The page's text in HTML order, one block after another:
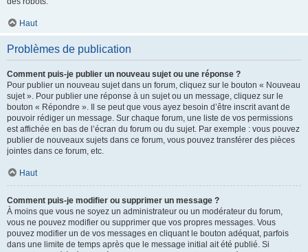
Haut
Problèmes de publication
Comment puis-je publier un nouveau sujet ou une réponse ?
Pour publier un nouveau sujet dans un forum, cliquez sur le bouton « Nouveau
sujet ». Pour publier une réponse à un sujet ou un message, cliquez sur le
bouton « Répondre ». Il se peut que vous ayez besoin d’être inscrit avant de
pouvoir rédiger un message. Sur chaque forum, une liste de vos permissions
est affichée en bas de l’écran du forum ou du sujet. Par exemple : vous pouvez
publier de nouveaux sujets dans ce forum, vous pouvez transférer des pièces
jointes dans ce forum, etc.
Haut
Comment puis-je modifier ou supprimer un message ?
À moins que vous ne soyez un administrateur ou un modérateur du forum,
vous ne pouvez modifier ou supprimer que vos propres messages. Vous
pouvez modifier un de vos messages en cliquant le bouton adéquat, parfois
dans une limite de temps après que le message initial ait été publié. Si